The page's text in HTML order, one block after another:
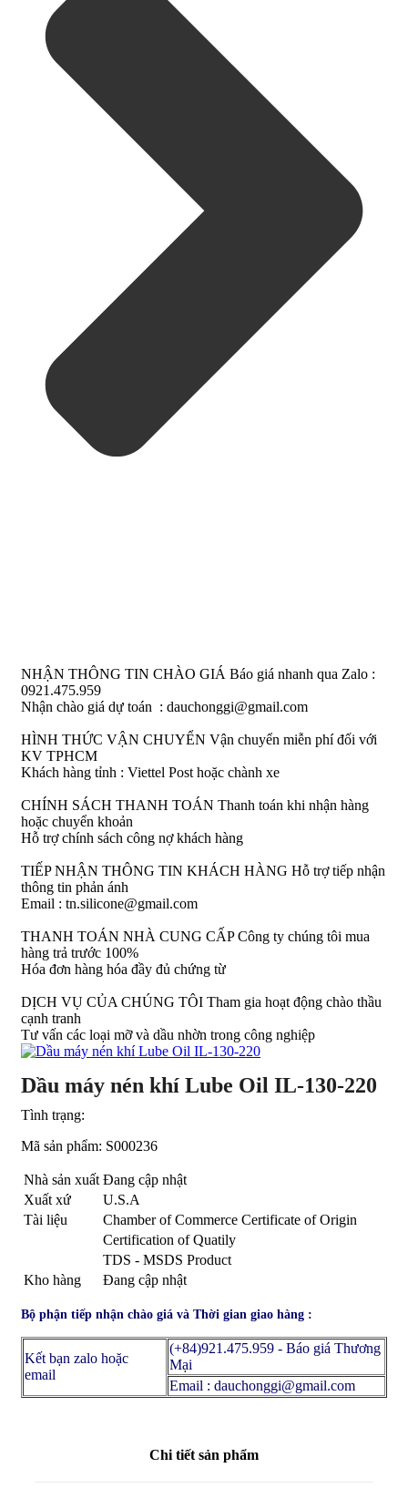
NHẬN THÔNG TIN CHÀO GIÁ Báo giá nhanh qua Zalo :
0921.475.959
Nhận chào giá dự toán : dauchonggi@gmail.com
HÌNH THỨC VẬN CHUYỂN Vận chuyển miễn phí đối với
KV TPHCM
Khách hàng tỉnh : Viettel Post hoặc chành xe
CHÍNH SÁCH THANH TOÁN Thanh toán khi nhận hàng
hoặc chuyển khoản
Hỗ trợ chính sách công nợ khách hàng
TIẾP NHẬN THÔNG TIN KHÁCH HÀNG Hỗ trợ tiếp nhận
thông tin phản ánh
Email : tn.silicone@gmail.com
THANH TOÁN NHÀ CUNG CẤP Công ty chúng tôi mua
hàng trả trước 100%
Hóa đơn hàng hóa đầy đủ chứng từ
DỊCH VỤ CỦA CHÚNG TÔI Tham gia hoạt động chào thầu
cạnh tranh
Tư vấn các loại mỡ và dầu nhờn trong công nghiệp
Dầu máy nén khí Lube Oil IL-130-220
Tình trạng:
Mã sản phẩm: S000236
Nhà sản xuất Đang cập nhật
Xuất xứ
U.S.A
Tài liệu
Chamber of Commerce Certificate of Origin
Certification of Quatily
TDS - MSDS Product
Kho hàng
Đang cập nhật
Bộ phận tiếp nhận chào giá và Thời gian giao hàng :
Kết bạn zalo hoặc
email
(+84)921.475.959 - Báo giá Thương
Mại
Email : dauchonggi@gmail.com
Chi tiết sản phẩm